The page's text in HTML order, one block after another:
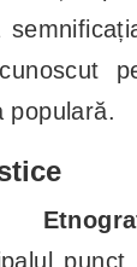
populară.